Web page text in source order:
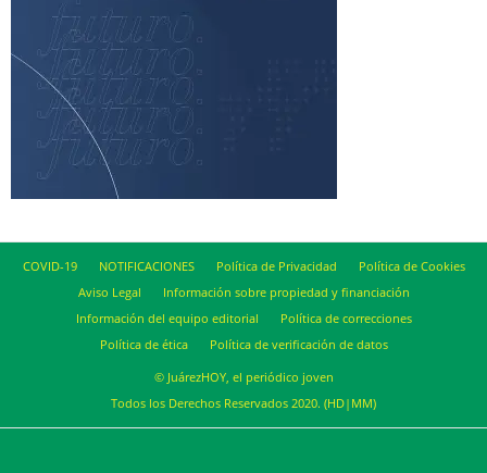
COVID-19 NOTIFICACIONES Política de Privacidad
Política de Cookies
Aviso Legal
Información sobre propiedad y financiación
Información del equipo editorial
Política de correcciones
Política de ética
Política de verificación de datos
© JuárezHOY, el periódico joven
Todos los Derechos Reservados 2020. (HD|MM)